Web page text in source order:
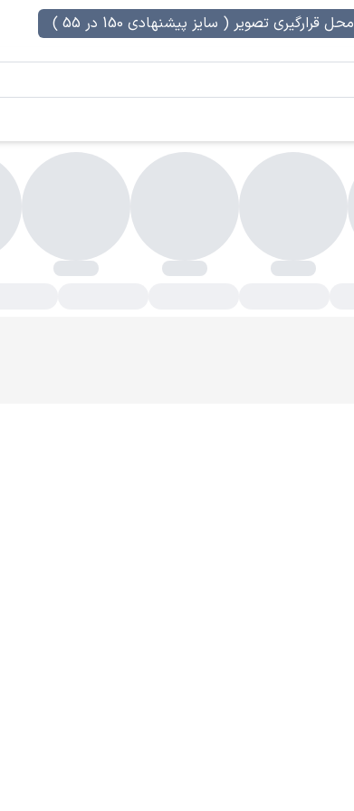
محل قرارگیری تصویر ( سایز پیشنهادی 150 در 55 )